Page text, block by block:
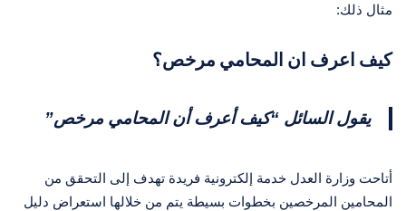
مثال ذلك:
كيف اعرف ان المحامي مرخص؟
يقول السائل “كيف أعرف أن المحامي مرخص”
أتاحت وزارة العدل خدمة إلكترونية فريدة تهدف إلى التحقق من
المحامين المرخصين بخطوات بسيطة يتم من خلالها استعراض دليل